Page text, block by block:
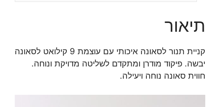
תיאור
קניית תנור לסאונה איכותי עם עוצמת 9 קילואט לסאונה
יבשה. פיקוד מודרן ומתקדם לשליטה מדויקת ונוחה.
חווית סאונה נוחה ויעילה.